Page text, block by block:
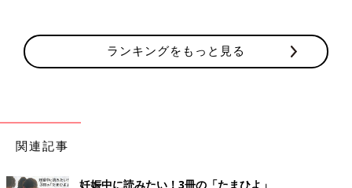
ランキングをもっと見る
関連記事
妊娠中に読みたい！3冊の「たまひよ」